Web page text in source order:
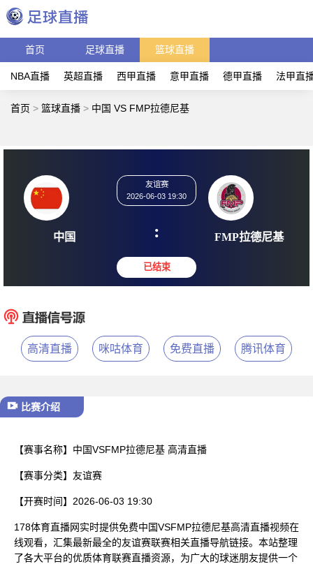
首页 足球直播 篮球直播
NBA直播 英超直播 西甲直播 意甲直播 德甲直播 法甲直
首页 > 篮球直播 > 中国 VS FMP拉德尼基
中国
2026-06-03 19:30
: FMP拉
高清直播 咪咕体育 免费直播 腾讯体育
比赛介绍
【赛事名称】 中国VSFMP拉德尼基 高清直播
【赛事分类】 友谊赛
【开赛时间】 2026-06-03 19:30
178体育直播网实时提供免费中国VSFMP拉德尼基高清直播视频在
线观看，汇集最新最全的友谊赛联赛相关直播导航链接。本站整理
了各大平台的优质体育联赛直播资源，为广大的球迷朋友提供一个